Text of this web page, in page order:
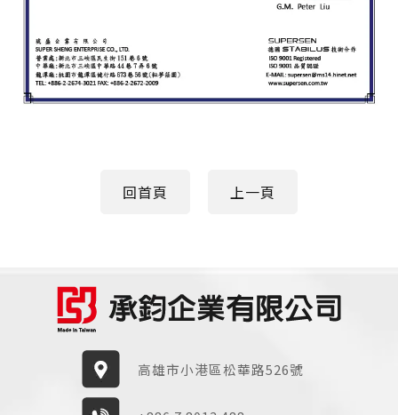
回首頁 上一頁
高雄市小港區松華路526號